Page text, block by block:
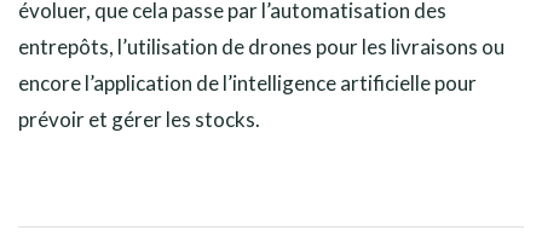
évoluer, que cela passe par l’automatisation des
entrepôts, l’utilisation de drones pour les livraisons ou
encore l’application de l’intelligence artificielle pour
prévoir et gérer les stocks.